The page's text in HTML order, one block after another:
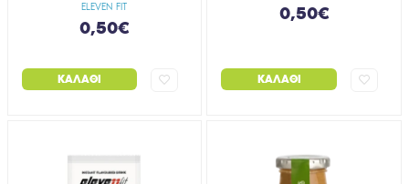
ELEVEN FIT
0,50€
ΚΑΛΆΘΙ
0,50€
ΚΑΛΆΘΙ